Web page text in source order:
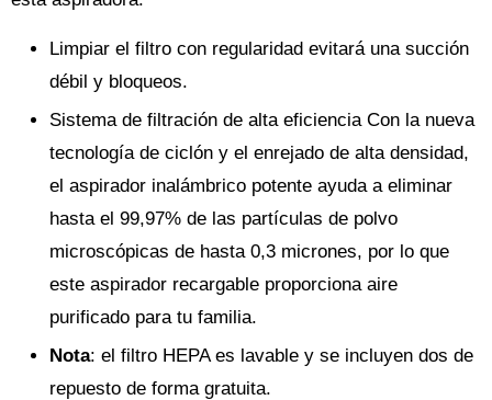
Limpiar el filtro con regularidad evitará una succión
débil y bloqueos.
Sistema de filtración de alta eficiencia Con la nueva
tecnología de ciclón y el enrejado de alta densidad,
el aspirador inalámbrico potente ayuda a eliminar
hasta el 99,97% de las partículas de polvo
microscópicas de hasta 0,3 micrones, por lo que
este aspirador recargable proporciona aire
purificado para tu familia.
Nota: el filtro HEPA es lavable y se incluyen dos de
repuesto de forma gratuita.